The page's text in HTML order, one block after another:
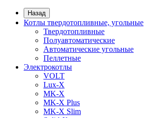
Назад
Котлы твердотопливные, угольные
Твердотопливные
Полуавтоматические
Автоматические угольные
Пеллетные
Электрокотлы
VOLT
Lux-X
MK-X
MK-X Plus
MK-X Slim